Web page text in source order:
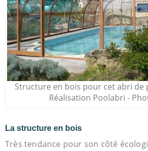
Structure en bois pour cet abri de
Réalisation Poolabri -
La structure en bois
Très tendance pour son côté